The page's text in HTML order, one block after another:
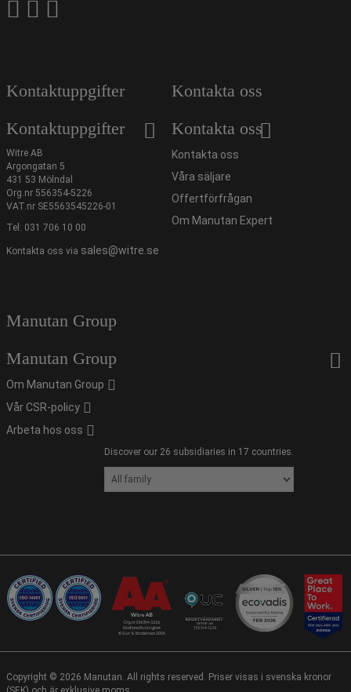
Kontaktuppgifter
Kontaktuppgifter
Witre AB
Argongatan 5
431 53 Mölndal
Org.nr 556354-5226
VAT.nr SE5563545226-01
Tel: 031 706 10 00
Kontakta oss via sales@witre.se
Kontakta oss
Kontakta oss
Kontakta oss
Våra säljare
Offertförfrågan
Om Manutan Expert
Manutan Group
Manutan Group
Om Manutan Group
Vår CSR-policy
Arbeta hos oss
Discover our 26 subsidiaries in 17 countries.
Copyright © 2026 Manutan. All rights reserved. Priser visas i svenska kronor